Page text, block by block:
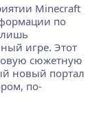
Minecraft
по
лишь
игре. Этот
сюжетную
новый портал
по-